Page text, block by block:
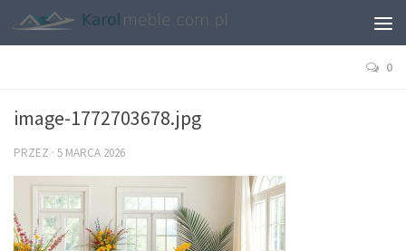
0
image-1772703678.jpg
PRZEZ · 5 MARCA 2026